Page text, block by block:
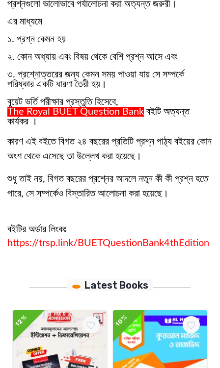
প্রশ্নগুলো ভালোভাবে পর্যালোচনা করা অত্যন্ত জরুরী।
এর মাধ্যমে
১. প্রশ্ন কেমন হয়
২. কোন অধ্যায় এবং বিষয় থেকে বেশি প্রশ্ন আসে এবং
৩. প্রশ্নোত্তরের জন্য কেমন সময় পাওয়া যায় সে সম্পর্কে
পরিষ্কার একটি ধারণা তৈরী হয়।
বুয়েট ভর্তি পরীক্ষার প্রস্তুতি হিসেবে,
The Royal BUET Question Bank বইটি অত্যন্ত
কার্যকর ।
কারণ এই বইতে বিগত ২৪ বছরের প্রতিটি প্রশ্ন পাঠ্য বইয়ের কোন
অংশ থেকে এসেছে তা উল্লেখ করা হয়েছে।
শুধু তাই নয়, বিগত বছরের প্রশ্নের আদলে নতুন কী কী প্রশ্ন হতে
পারে, সে সম্পর্কেও বিস্তারিত আলোচনা করা হয়েছে।
বইটির অর্ডার লিংকঃ
https://trsp.link/BUETQuestionBank4thEdition
Latest Books
12% 10%